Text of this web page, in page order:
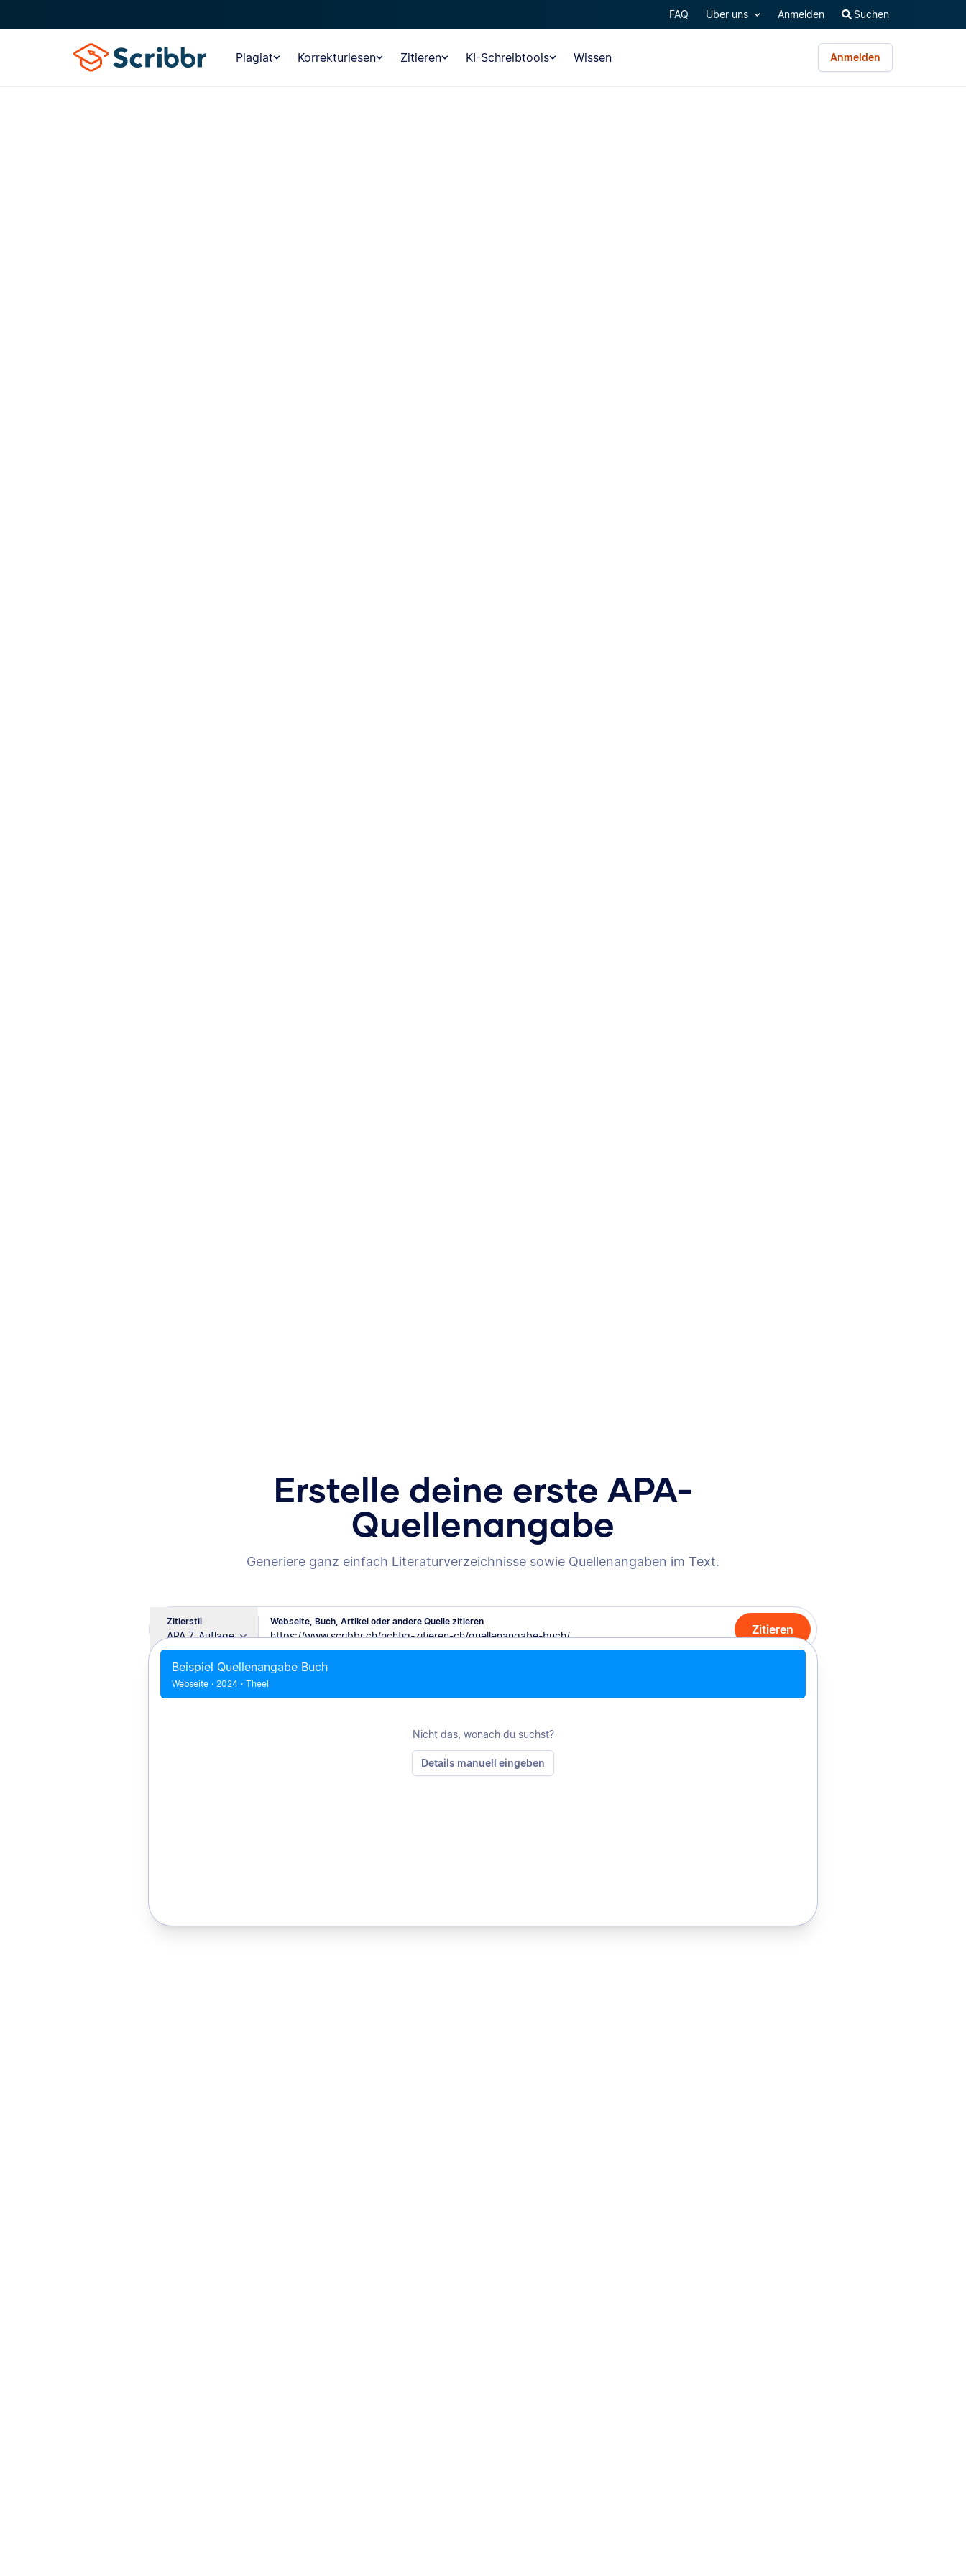
FAQ Über uns Anmelden Suchen
Plagiat Korrekturlesen Zitieren KI-Schreibtools Wissen Anmelden
Erstelle deine erste APA-
Quellenangabe
Generiere ganz einfach Literaturverzeichnisse sowie Quellenangaben im Text.
Webseite, Buch, Artikel oder andere Quelle zitieren
Zitierstil
APA 7. Auflage Zitieren
Beispiel Quellenangabe Buch
Webseite · 2024 · Theel
Nicht das, wonach du suchst?
Details manuell eingeben